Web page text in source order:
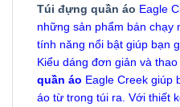
Túi đựng quần áo Eagle
những sản phẩm bán chạy
tính năng nổi bật giúp bạn
Kiểu dáng đơn giản và
quần áo Eagle Creek giúp
áo từ trong túi ra. Với thiết